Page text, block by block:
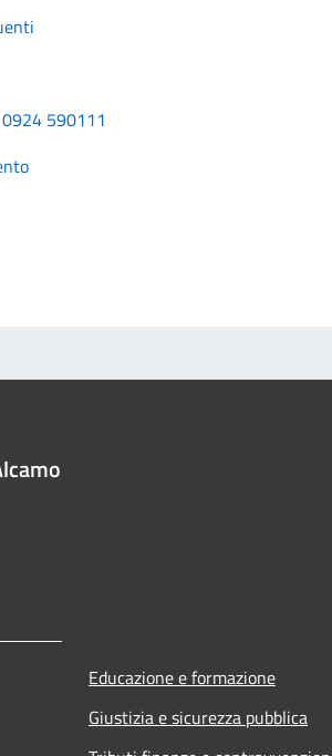
590111
Educazione e formazione
Giustizia e sicurezza pubblica